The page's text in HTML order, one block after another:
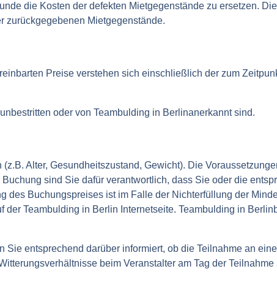
die Kosten der defekten Mietgegenstände zu ersetzen.
zurückgegebenen Mietgegenstände.
Preise verstehen sich einschließlich der zum
oder von Teambulding in Berlinanerkannt sind.
Alter, Gesundheitszustand, Gewicht). Die
sind Sie dafür verantwortlich, dass Sie oder die
Buchungspreises ist im Falle der Nichterfüllung der
Teambulding in Berlin Internetseite. Teambulding in
entsprechend darüber informiert, ob die Teilnahme an
beim Veranstalter am Tag der Teilnahme